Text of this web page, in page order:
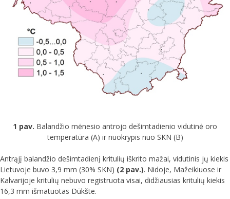
1 pav. Balandžio mėnesio antrojo dešimtadienio vidutinė oro
temperatūra (A) ir nuokrypis nuo SKN (B)
Antrąjį balandžio dešimtadienį kritulių iškrito mažai, vidutinis jų kiekis
Lietuvoje buvo 3,9 mm (30% SKN) (2 pav.). Nidoje, Mažeikiuose ir
Kalvarijoje kritulių nebuvo registruota visai, didžiausias kritulių kiekis
16,3 mm išmatuotas Dūkšte.